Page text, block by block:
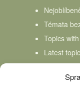
Témata
Topics
Latest
Topics